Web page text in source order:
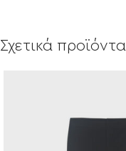
Σχετικά προϊόντα